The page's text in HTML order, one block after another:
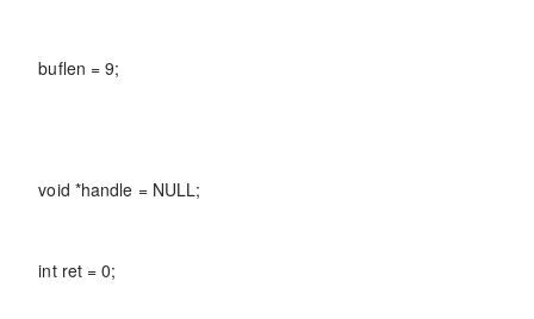
buflen = 9;
void *handle = NULL;
int ret = 0;